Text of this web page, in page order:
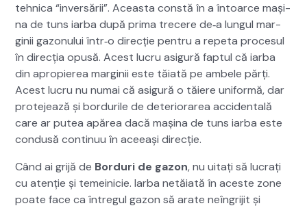
tehni­ca “inver­sării”. Aceas­ta con­stă în a întoarce mași­
na de tuns iar­ba după pri­ma tre­cere de‑a lun­gul mar­
ginii gazonu­lui într‑o direcție pen­tru a repe­ta pro­ce­sul
în direcția opusă. Acest lucru asig­ură fap­tul că iar­ba
din apropierea mar­ginii este tăi­ată pe ambele părți.
Acest lucru nu numai că asig­ură o tăiere uni­for­mă, dar
pro­te­jează și bor­durile de dete­ri­o­rarea acci­den­tală
care ar putea apărea dacă mași­na de tuns iar­ba este
con­dusă con­tin­uu în aceeași direcție.
Când ai gri­jă de Bor­duri de gazon, nu uitați să lucrați
cu atenție și temeini­cie. Iar­ba netăi­ată în aces­te zone
poate face ca întreg­ul gazon să arate neîn­gri­jit și